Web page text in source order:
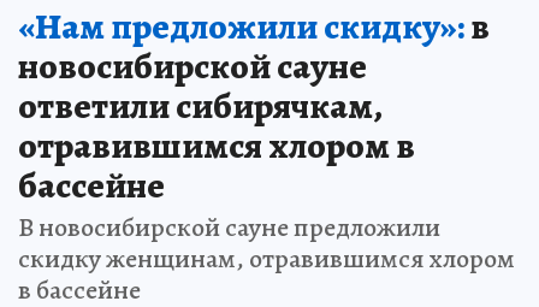
«Нам предложили скидку»:в
новосибирской сауне
ответили сибирячкам,
отравившимся хлором в
бассейне
В новосибирской сауне предложили
скидку женщинам, отравившимся хлором
в бассейне